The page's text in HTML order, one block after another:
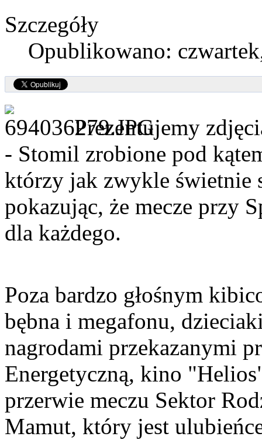
Szczegóły
Opublikowano:
Prezentujemy
- Stomil zrobione pod
którzy jak zwykle świetnie
pokazując, że mecze przy
dla każdego.
Poza bardzo głośnym
bębna i megafonu,
nagrodami przekazanymi
Energetyczną, kino
przerwie meczu Sektor
Mamut, który jest